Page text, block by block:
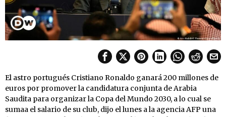
El astro portugués Cristiano Ronaldo ganará 200 millones de
euros por promover la candidatura conjunta de Arabia
Saudita para organizar la Copa del Mundo 2030, a lo cual se
sumaa el salario de su club, dijo el lunes a la agencia AFP una